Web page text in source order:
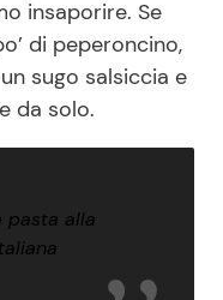
insaporire. Se
di peperoncino,
sugo salsiccia e
da solo.
pasta alla